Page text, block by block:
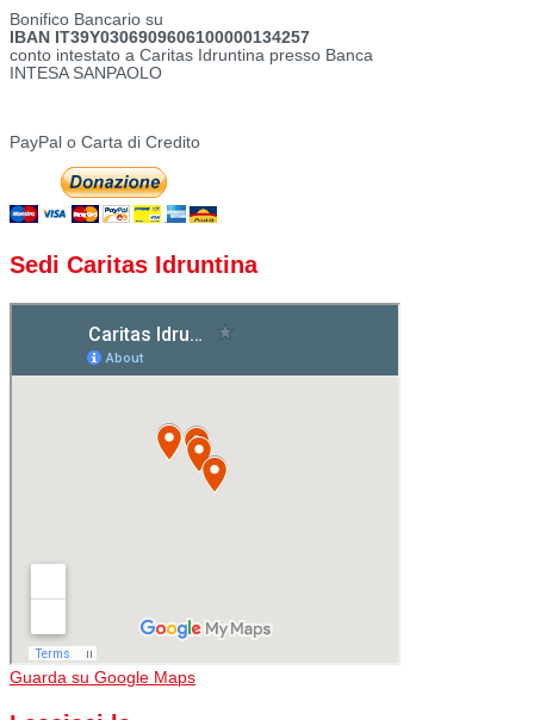
Bonifico Bancario su
IBAN IT39Y0306909606100000134257
conto intestato a Caritas Idruntina presso Banca
INTESA SANPAOLO
PayPal o Carta di Credito
Sedi Caritas Idruntina
Guarda su Google Maps